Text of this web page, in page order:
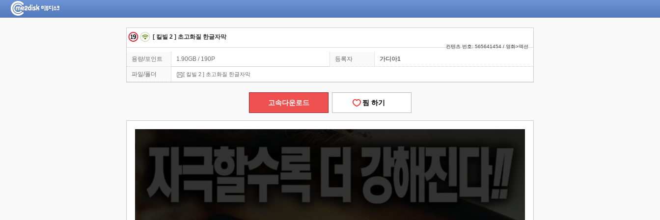
[ 킬빌 2 ] 초고화질 한글자막
컨텐츠 번호: 565641454 / 영화>액션
용량/포인트 1.90GB / 190P 등록자 가디아1
파일/폴더 [ 킬빌 2 ] 초고화질 한글자막
고속다운로드 찜 하기